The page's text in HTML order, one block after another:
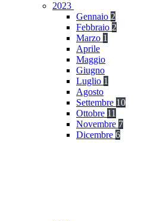
2023
Gennaio 2
Febbraio 2
Marzo 1
Aprile
Maggio
Giugno
Luglio 1
Agosto
Settembre 10
Ottobre 11
Novembre 7
Dicembre 6